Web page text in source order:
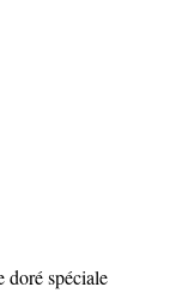
doré spéciale